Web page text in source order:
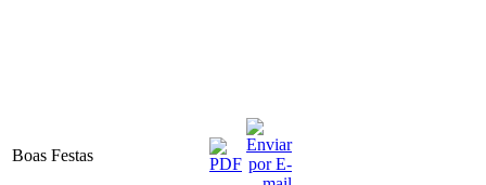
Boas Festas